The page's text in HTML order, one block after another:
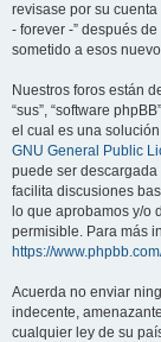
revisase por su
- forever -” después
sometido a esos
Nuestros foros están
“sus”, “software
el cual es una
GNU General Public
puede ser descargada
facilita discusiones
lo que aprobamos y/o
permisible. Para más
https://
Acuerda no enviar
indecente,
cualquier ley de su